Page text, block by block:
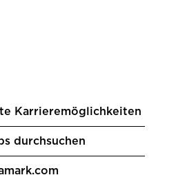
Karrieremöglichkeiten
durchsuchen